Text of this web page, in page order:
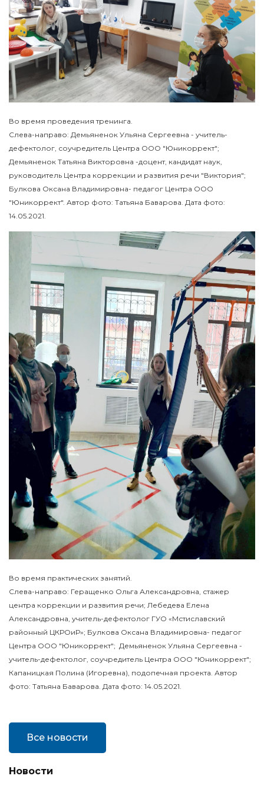
Во время проведения тренинга.
Слева-направо: Демьяненок Ульяна Сергеевна - учитель-
дефектолог, соучредитель Центра ООО "Юникоррект";
Демьяненок Татьяна Викторовна -доцент, кандидат наук,
руководитель Центра коррекции и развития речи "Виктория";
Булкова Оксана Владимировна- педагог Центра ООО
"Юникоррект". Автор фото: Татьяна Баварова. Дата фото:
14.05.2021.
Во время практических занятий.
Слева-направо: Геращенко Ольга Александровна, стажер
центра коррекции и развития речи; Лебедева Елена
Александровна, учитель-дефектолог ГУО «Мстиславский
районный ЦКРОиР»; Булкова Оксана Владимировна- педагог
Центра ООО "Юникоррект"; Демьяненок Ульяна Сергеевна -
учитель-дефектолог, соучредитель Центра ООО "Юникоррект";
Капаницкая Полина (Игоревна), подопечная проекта. Автор
фото: Татьяна Баварова. Дата фото: 14.05.2021.
Все новости
Новости